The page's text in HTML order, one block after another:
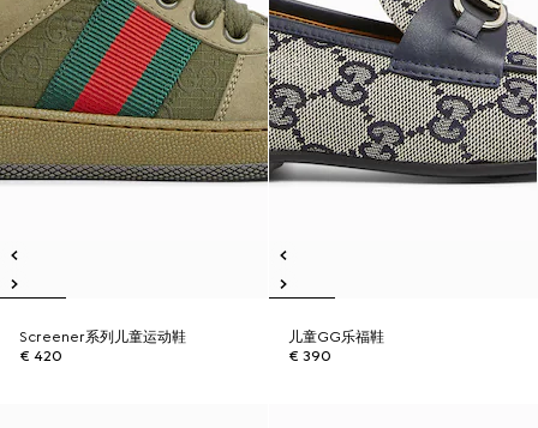
Screener系列儿童运动鞋
€ 420
儿童GG乐福鞋
€ 390